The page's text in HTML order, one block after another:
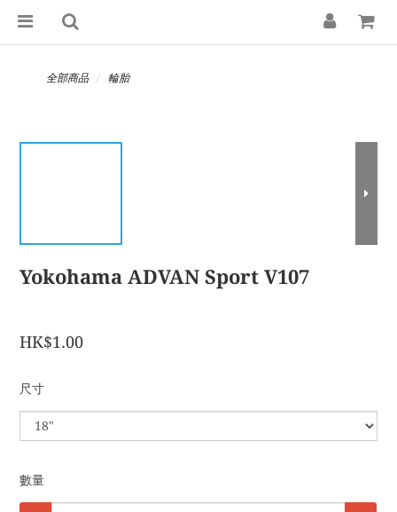
全部商品 輪胎
Yokohama ADVAN Sport V107
HK$1.00
尺寸
數量